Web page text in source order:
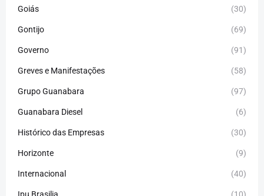
Goiás (30)
Gontijo (69)
Governo (91)
Greves e Manifestações (58)
Grupo Guanabara (97)
Guanabara Diesel (6)
Histórico das Empresas (30)
Horizonte (9)
Internacional (40)